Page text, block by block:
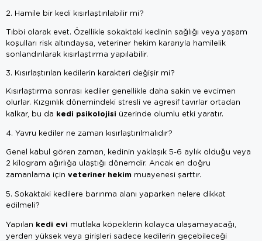
2. Hamile bir kedi kısırlaştırılabilir mi?
Tıbbi olarak evet. Özellikle sokaktaki kedinin sağlığı veya yaşam
koşulları risk altındaysa, veteriner hekim kararıyla hamilelik
sonlandırılarak kısırlaştırma yapılabilir.
3. Kısırlaştırılan kedilerin karakteri değişir mi?
Kısırlaştırma sonrası kediler genellikle daha sakin ve evcimen
olurlar. Kızgınlık dönemindeki stresli ve agresif tavırlar ortadan
kalkar, bu da kedi psikolojisi üzerinde olumlu etki yaratır.
4. Yavru kediler ne zaman kısırlaştırılmalıdır?
Genel kabul gören zaman, kedinin yaklaşık 5-6 aylık olduğu veya
2 kilogram ağırlığa ulaştığı dönemdir. Ancak en doğru
zamanlama için veteriner hekim muayenesi şarttır.
5. Sokaktaki kedilere barınma alanı yaparken nelere dikkat
edilmeli?
Yapılan kedi evi mutlaka köpeklerin kolayca ulaşamayacağı,
yerden yüksek veya girişleri sadece kedilerin geçebileceği